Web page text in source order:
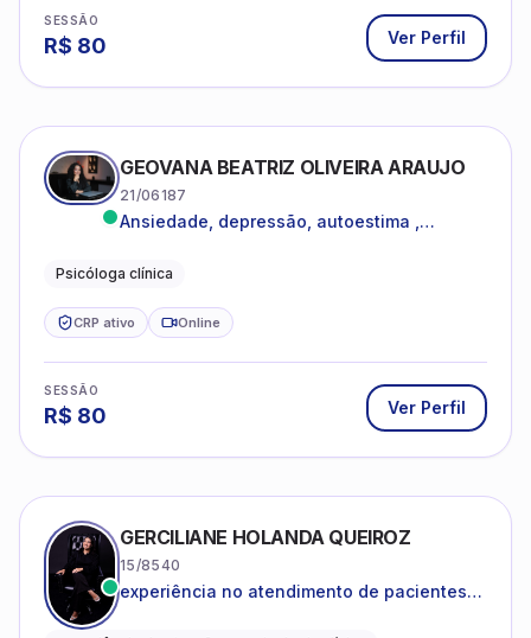
SESSÃO
R$ 80 Ver Perfil
GEOVANA BEATRIZ OLIVEIRA ARAUJO
21/06187
Ansiedade, depressão, autoestima ,
Psicóloga clínica
CRP ativo Online
SESSÃO
R$ 80 Ver Perfil
GERCILIANE HOLANDA QUEIROZ
15/8540
experiência no atendimento de pacientes